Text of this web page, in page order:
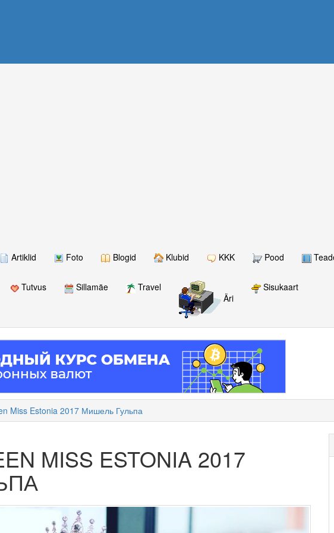
Artiklid Foto Blogid Klubid KKK Pood
Tutvus Sillamäe
Travel
Äri
Sisukaart
Miss Estonia 2017 Мишель Гульпа
MISS ESTONIA 2017